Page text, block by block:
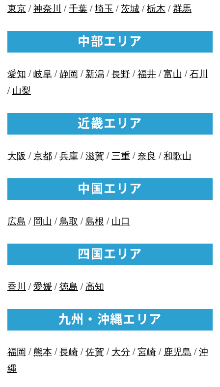
東京/神奈川 /千葉/埼玉 /茨城/栃木 /群馬
中部エリア
愛知 /岐阜/静岡 /新潟 /長野 /福井/富山 /石川
/山梨
近畿エリア
大阪 /京都/兵庫/滋賀 /三重 /奈良 /和歌山
中国エリア
広島 /岡山 /鳥取 /島根 /山口
四国エリア
香川 /愛媛/徳島 /高知
九州・沖縄エリア
福岡 /熊本 /長崎/佐賀 /大分 /宮崎/ 鹿児島 /沖
縄